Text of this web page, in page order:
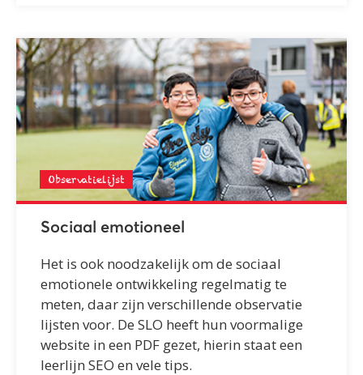
Observatielijst
Sociaal emotioneel
Het is ook noodzakelijk om de sociaal
emotionele ontwikkeling regelmatig te
meten, daar zijn verschillende observatie
lijsten voor. De SLO heeft hun voormalige
website in een PDF gezet, hierin staat een
leerlijn SEO en vele tips.